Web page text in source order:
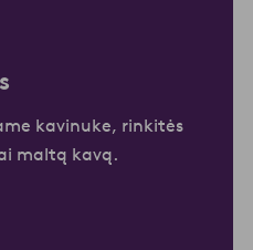
kavinuke, rinkitės
maltą kavą.